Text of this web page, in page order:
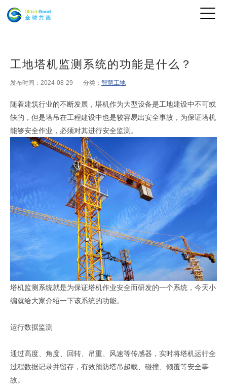
工地塔机监测系统的功能是什么？
发布时间：2024-08-29 分类： 智慧工地
随着建筑行业的不断发展，塔机作为大型设备是工地建设中不可或
缺的，但是塔吊在工程建设中也是较容易出安全事故，为保证塔机
能够安全作业，必须对其进行安全监测。
塔机监测系统就是为保证塔机作业安全而研发的一个系统，今天小
编就给大家介绍一下该系统的功能。
运行数据监测
通过高度、角度、回转、吊重、风速等传感器，实时将塔机运行全
过程数据记录并留存，有效预防塔吊超载、碰撞、倾覆等安全事
故。